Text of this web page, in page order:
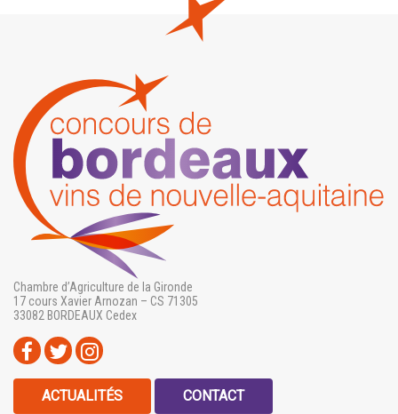
Chambre d’Agriculture de la Gironde
17 cours Xavier Arnozan – CS 71305
33082 BORDEAUX Cedex
ACTUALITÉS CONTACT